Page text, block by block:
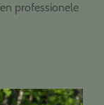
professionele